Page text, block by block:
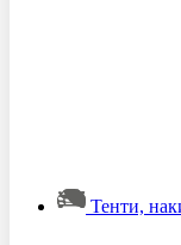
Тенти,